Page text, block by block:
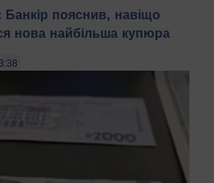
Банкір пояснив, навіщо
нова найбільша купюра